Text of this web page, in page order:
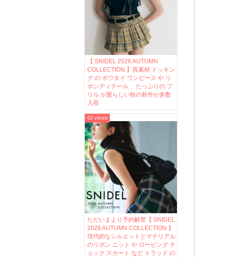
【 SNIDEL 2026 AUTUMN
COLLECTION 】異素材 ドッキン
グ の ボウタイ ワンピース や リ
ボンディテール 、たっぷりの フ
リル が愛らしい秋の新作が多数
入荷
ただいまより予約解禁【 SNIDEL
2026 AUTUMN COLLECTION 】
現代的なシルエットとマテリアル
のリボン ニット や ロービング チ
ェック スカート など トラッド の
43 views